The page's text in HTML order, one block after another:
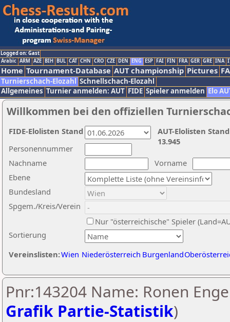
Logged on: Gast
Arabic ARM AZE BIH BUL CAT CHN CRO CZE DEN ENG ESP FAI FIN FRA GER GRE INA
Home Tournament-Database AUT championship Pictures
Turnierschach-Elozahl Schnellschach-Elozahl
Allgemeines Turnier anmelden: AUT FIDE Spieler anmelden Elo
Willkommen bei den offiziellen
Nachname
Vorname
Ebene
Sortierung
Personennummer
Bundesland
Spgem./Kreis/Verein
Nur "österreichische" Spieler
Vereinslisten:Wien Niederösterreich Burgenland
AUT-Elolisten
13.945
FIDE-Elolisten Stand
Pnr:143204 Name: Ronen
Grafik Partie-Statistik)